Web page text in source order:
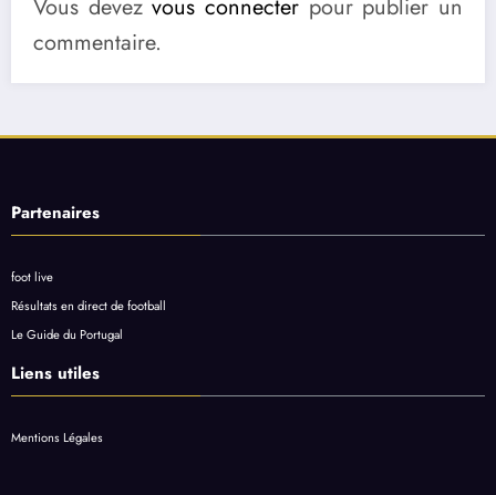
Vous devezvous connecter pour publier un
commentaire.
Partenaires
foot live
Résultats en direct de football
Le Guide du Portugal
Liens utiles
Mentions Légales